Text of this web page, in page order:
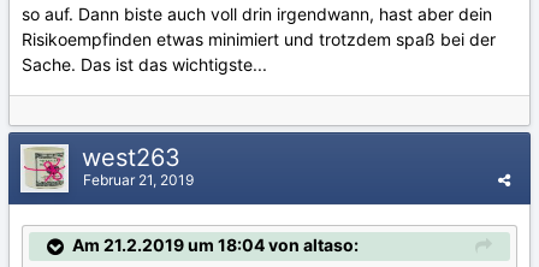
so auf. Dann biste auch voll drin irgendwann, hast aber dein
Risikoempfinden etwas minimiert und trotzdem spaß bei der
Sache. Das ist das wichtigste...
west263
Februar 21, 2019
Am 21.2.2019 um 18:04 von altaso: